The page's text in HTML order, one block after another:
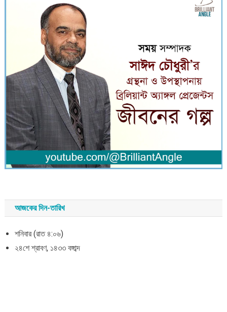
আজকের দিন-তারিখ
শনিবার (রাত ৪:০৬)
২৪শে শ্রাবণ, ১৪৩৩ বঙ্গাব্দ